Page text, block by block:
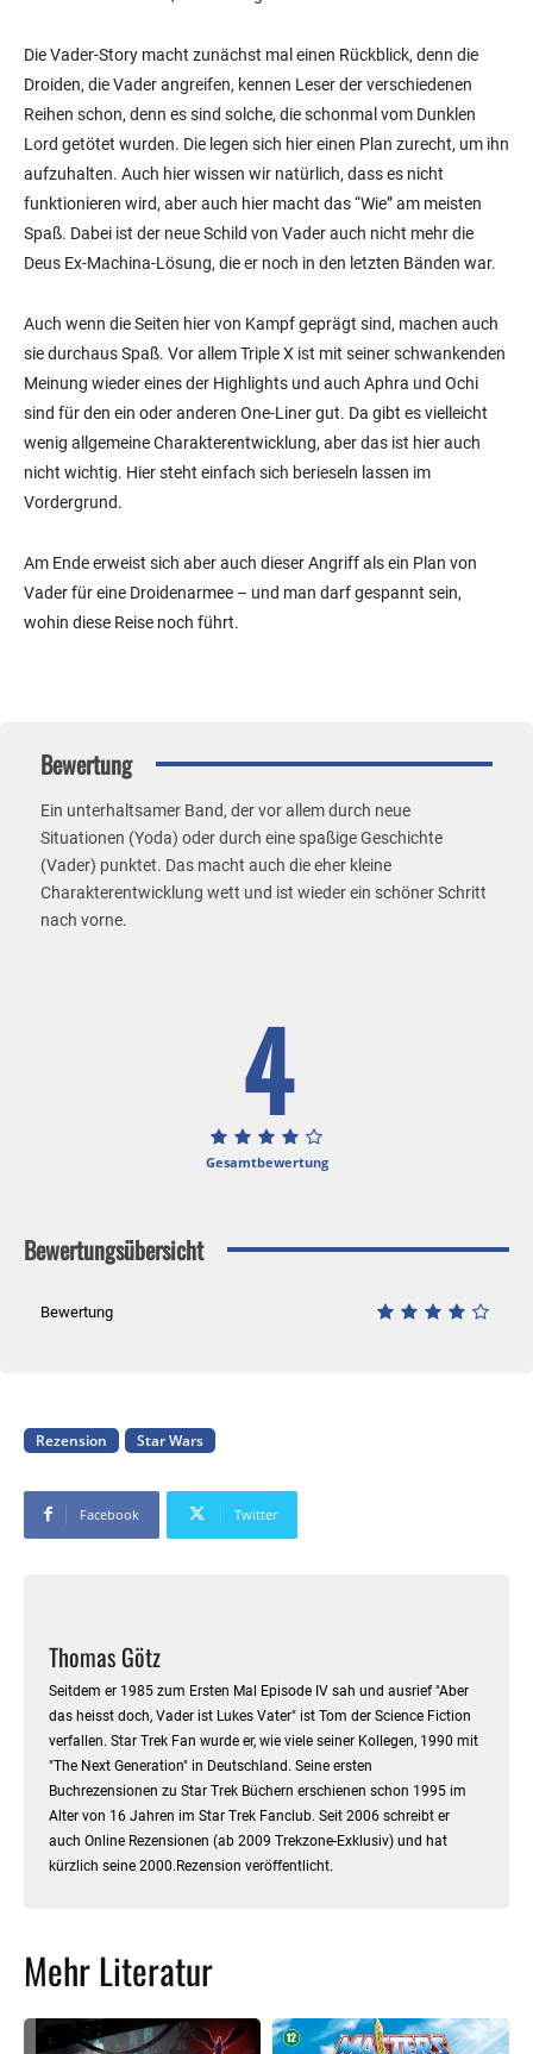
Die Vader-Story macht zunächst mal einen Rückblick, denn die
Droiden, die Vader angreifen, kennen Leser der verschiedenen
Reihen schon, denn es sind solche, die schonmal vom Dunklen
Lord getötet wurden. Die legen sich hier einen Plan zurecht, um ihn
aufzuhalten. Auch hier wissen wir natürlich, dass es nicht
funktionieren wird, aber auch hier macht das “Wie” am meisten
Spaß. Dabei ist der neue Schild von Vader auch nicht mehr die
Deus Ex-Machina-Lösung, die er noch in den letzten Bänden war.
Auch wenn die Seiten hier von Kampf geprägt sind, machen auch
sie durchaus Spaß. Vor allem Triple X ist mit seiner schwankenden
Meinung wieder eines der Highlights und auch Aphra und Ochi
sind für den ein oder anderen One-Liner gut. Da gibt es vielleicht
wenig allgemeine Charakterentwicklung, aber das ist hier auch
nicht wichtig. Hier steht einfach sich berieseln lassen im
Vordergrund.
Am Ende erweist sich aber auch dieser Angriff als ein Plan von
Vader für eine Droidenarmee – und man darf gespannt sein,
wohin diese Reise noch führt.
Bewertung
Ein unterhaltsamer Band, der vor allem durch neue
Situationen (Yoda) oder durch eine spaßige Geschichte
(Vader) punktet. Das macht auch die eher kleine
Charakterentwicklung wett und ist wieder ein schöner Schritt
nach vorne.
4
Gesamtbewertung
Bewertungsübersicht
Bewertung
Rezension Star Wars
Facebook Twitter
Thomas Götz
Seitdem er 1985 zum Ersten Mal Episode IV sah und ausrief "Aber
das heisst doch, Vader ist Lukes Vater" ist Tom der Science Fiction
verfallen. Star Trek Fan wurde er, wie viele seiner Kollegen, 1990 mit
"The Next Generation" in Deutschland. Seine ersten
Buchrezensionen zu Star Trek Büchern erschienen schon 1995 im
Alter von 16 Jahren im Star Trek Fanclub. Seit 2006 schreibt er
auch Online Rezensionen (ab 2009 Trekzone-Exklusiv) und hat
kürzlich seine 2000.Rezension veröffentlicht.
Mehr Literatur